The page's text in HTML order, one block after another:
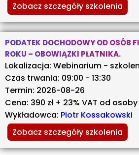
Zobacz szczegóły szkolenia
PODATEK DOCHODOWY OD OSÓB
ROKU – OBOWIĄZKI PŁATNIKA.
Lokalizacja: Webinarium -
Czas trwania: 09:00 - 13:30
Termin: 2026-08-26
Cena: 390 zł + 23% VAT od osoby
Wykładowca: Piotr Kossakowski
Zobacz szczegóły szkolenia